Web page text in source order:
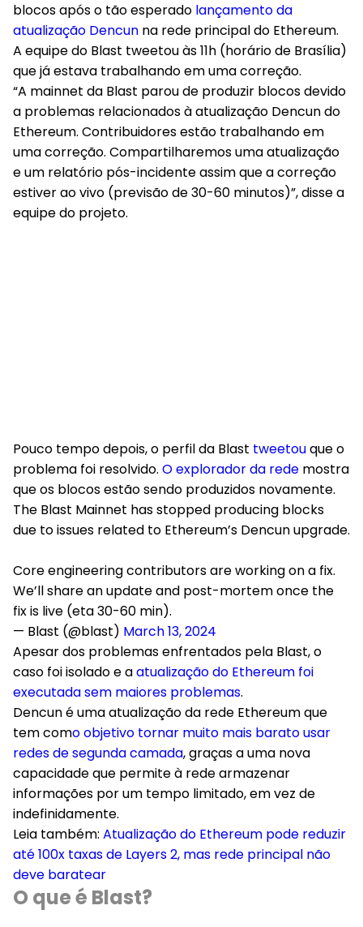
blocos após o tão esperado lançamento da
atualização Dencun na rede principal do Ethereum.
A equipe do Blast tweetou às 11h (horário de Brasília)
que já estava trabalhando em uma correção.
“A mainnet da Blast parou de produzir blocos devido
a problemas relacionados à atualização Dencun do
Ethereum. Contribuidores estão trabalhando em
uma correção. Compartilharemos uma atualização
e um relatório pós-incidente assim que a correção
estiver ao vivo (previsão de 30-60 minutos)”, disse a
equipe do projeto.
Pouco tempo depois, o perfil da Blast tweetouque o
problema foi resolvido. O explorador da rede mostra
que os blocos estão sendo produzidos novamente.
The Blast Mainnet has stopped producing blocks
due to issues related to Ethereum’s Dencun upgrade.
Core engineering contributors are working on a fix.
We’ll share an update and post-mortem once the
fix is live (eta 30-60 min).
— Blast (@blast) March 13, 2024
Apesar dos problemas enfrentados pela Blast, o
caso foi isolado e aatualização do Ethereum foi
executada sem maiores problemas.
Dencun é uma atualização da rede Ethereum que
tem como objetivo tornar muito mais barato usar
redes de segunda camada, graças a uma nova
capacidade que permite à rede armazenar
informações por um tempo limitado, em vez de
indefinidamente.
Leia também: Atualização do Ethereum pode reduzir
até 100x taxas de Layers 2, mas rede principal não
deve baratear
O que é Blast?